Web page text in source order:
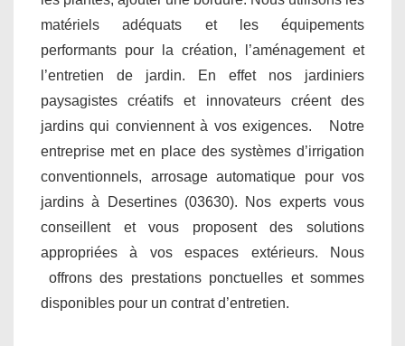
matériels adéquats et les équipements
performants pour la création, l’aménagement et
l’entretien de jardin. En effet nos jardiniers
paysagistes créatifs et innovateurs créent des
jardins qui conviennent à vos exigences. Notre
entreprise met en place des systèmes d’irrigation
conventionnels, arrosage automatique pour vos
jardins à Desertines (03630). Nos experts vous
conseillent et vous proposent des solutions
appropriées à vos espaces extérieurs. Nous
offrons des prestations ponctuelles et sommes
disponibles pour un contrat d’entretien.